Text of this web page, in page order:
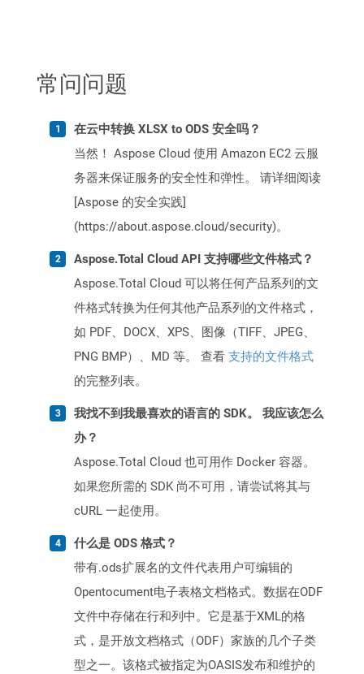
常问问题
在云中转换 XLSX to ODS 安全吗？
当然！ Aspose Cloud 使用 Amazon EC2 云服
务器来保证服务的安全性和弹性。 请详细阅读
[Aspose 的安全实践]
(https://about.aspose.cloud/security)。
Aspose.Total Cloud API 支持哪些文件格式？
Aspose.Total Cloud 可以将任何产品系列的文
件格式转换为任何其他产品系列的文件格式，
如 PDF、DOCX、XPS、图像（TIFF、JPEG、
PNG BMP）、MD 等。 查看 支持的文件格式
的完整列表。
我找不到我最喜欢的语言的 SDK。 我应该怎么
办？
Aspose.Total Cloud 也可用作 Docker 容器。
如果您所需的 SDK 尚不可用，请尝试将其与
cURL 一起使用。
什么是 ODS 格式？
带有.ods扩展名的文件代表用户可编辑的
Opentocument电子表格文档格式。数据在ODF
文件中存储在行和列中。它是基于XML的格
式，是开放文档格式（ODF）家族的几个子类
型之一。该格式被指定为OASIS发布和维护的